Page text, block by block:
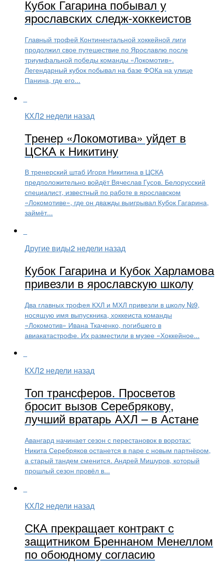
Кубок Гагарина побывал у
ярославских следж-хоккеистов
Главный трофей Континентальной хоккейной лиги
продолжил свое путешествие по Ярославлю после
триумфальной победы команды «Локомотив».
Легендарный кубок побывал на базе ФОКа на улице
Панина, где его...
КХЛ2 недели назад
Тренер «Локомотива» уйдет в
ЦСКА к Никитину
В тренерский штаб Игоря Никитина в ЦСКА
предположительно войдёт Вячеслав Гусов. Белорусский
специалист, известный по работе в ярославском
«Локомотиве», где он дважды выигрывал Кубок Гагарина,
займёт...
Другие виды2 недели назад
Кубок Гагарина и Кубок Харламова
привезли в ярославскую школу
Два главных трофея КХЛ и МХЛ привезли в школу №9,
носящую имя выпускника, хоккеиста команды
«Локомотив» Ивана Ткаченко, погибшего в
авиакатастрофе. Их разместили в музее «Хоккейное...
КХЛ2 недели назад
Топ трансферов. Просветов
бросит вызов Серебрякову,
лучший вратарь АХЛ – в Астане
Авангард начинает сезон с перестановок в воротах:
Никита Серебряков останется в паре с новым партнёром,
а старый тандем сменится. Андрей Мишуров, который
прошлый сезон провёл в...
КХЛ2 недели назад
СКА прекращает контракт с
защитником Бреннаном Менеллом
по обоюдному согласию